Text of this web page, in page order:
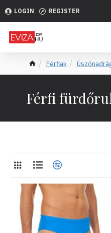
LOGIN REGISTER
Férfiak
Férfi